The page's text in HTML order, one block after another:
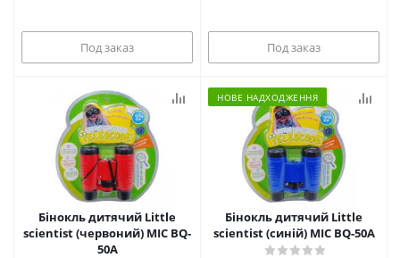
Под заказ Под заказ
Бінокль дитячий Little
scientist (червоний) MIC BQ-
50A
НОВЕ НАДХОДЖЕННЯ
Бінокль дитячий Little
scientist (синій) MIC BQ-50A